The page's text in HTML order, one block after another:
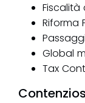
Fiscalità
Riforma
Global
Tax